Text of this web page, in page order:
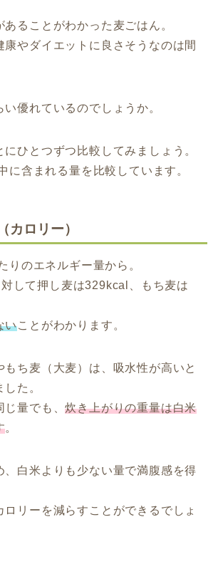
ることがわかった麦ごはん。
康やダイエットに良さそうなのは間
優れているのでしょうか。
ひとつずつ比較してみましょう。
に含まれる量を比較しています。
ロリー）
りのエネルギー量から。
して押し麦は329kcal、もち麦は
いことがわかります。
もち麦（大麦）は、吸水性が高いと
た。
じ量でも、炊き上がりの重量は白米
。
、白米よりも少ない量で満腹感を得
リーを減らすことができるでしょ